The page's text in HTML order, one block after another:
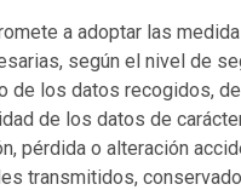
a adoptar las
según el nivel de
de los datos recogidos,
de los datos de
pérdida o alteración
transmitidos,